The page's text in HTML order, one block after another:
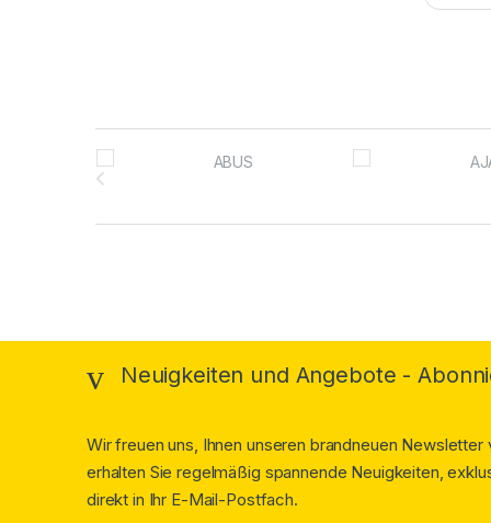
Brands Carousel
Neuigkeiten und Angebote -
Wir freuen uns, Ihnen unseren brandneuen
erhalten Sie regelmäßig spannende Neuigkeiten,
direkt in Ihr E-Mail-Postfach.